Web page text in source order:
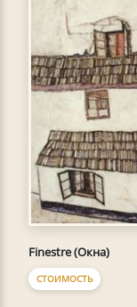
Finestre (Окна)
СТОИМОСТЬ